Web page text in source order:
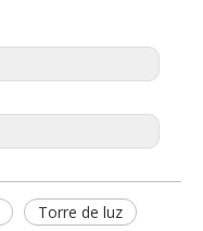
Torre de luz